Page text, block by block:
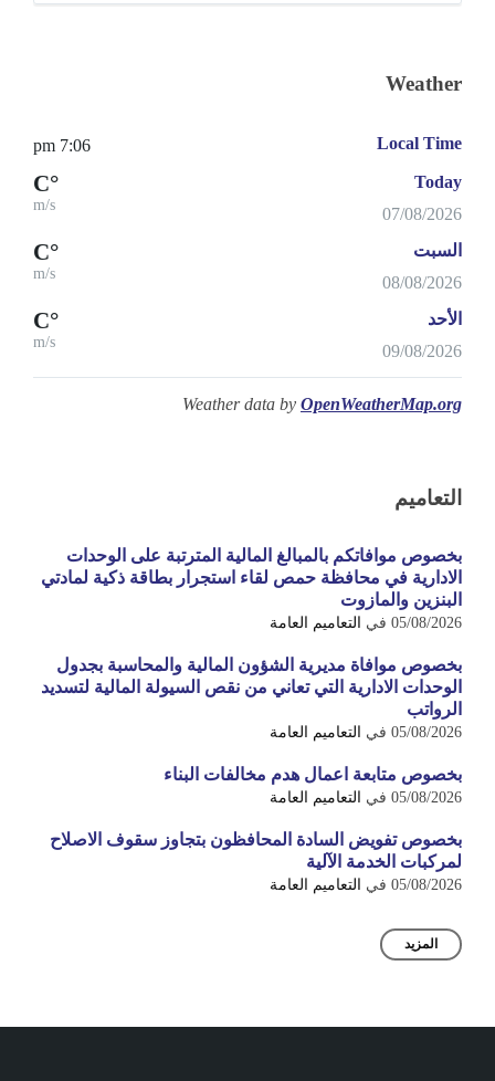
Weather
Local Time
7:06 pm
Today
07/08/2026
°C
m/s
السبت
08/08/2026
°C
m/s
الأحد
09/08/2026
°C
m/s
Weather data by OpenWeatherMap.org
التعاميم
بخصوص موافاتكم بالمبالغ المالية المترتبة على الوحدات
الادارية في محافظة حمص لقاء استجرار بطاقة ذكية لمادتي
البنزين والمازوت
05/08/2026 في التعاميم العامة
بخصوص موافاة مديرية الشؤون المالية والمحاسبة بجدول
الوحدات الادارية التي تعاني من نقص السيولة المالية لتسديد
الرواتب
05/08/2026 في التعاميم العامة
بخصوص متابعة اعمال هدم مخالفات البناء
05/08/2026 في التعاميم العامة
بخصوص تفويض السادة المحافظون بتجاوز سقوف الاصلاح
لمركبات الخدمة الآلية
05/08/2026 في التعاميم العامة
المزيد